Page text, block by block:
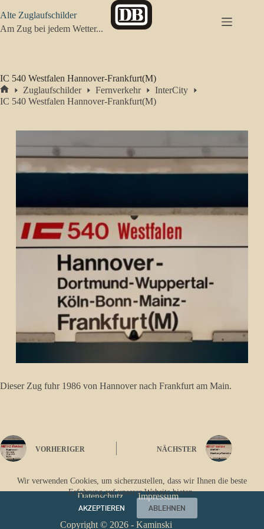
Inhalt
springen
Wir verwenden Cookies, um sicherzustellen, dass wir Ihnen die beste
Erfahrung auf unserer Website bieten.
AKZEPTIEREN
ABLEHNEN
Alte Zuglaufschilder
Am Zug bei jedem Wetter...
IC 540 Westfalen Hannover-Frankfurt(M)
Start
Zuglaufschilder Fernverkehr
InterCity
IC 540 Westfalen Hannover-Frankfurt(M)
Dieser Zug fuhr 1986 von Hannover nach Frankfurt am Main.
VORHERIGER NÄCHSTER
Datenschutz Impressum
Copyright © 2026 - Kaminski